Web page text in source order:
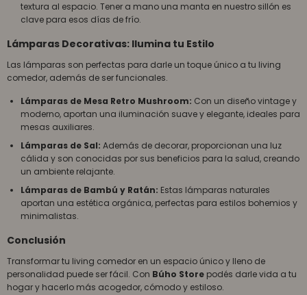
textura al espacio. Tener a mano una manta en nuestro sillón es
clave para esos días de frío.
Lámparas Decorativas: Ilumina tu Estilo
Las lámparas son perfectas para darle un toque único a tu living
comedor, además de ser funcionales.
Lámparas de Mesa Retro Mushroom: Con un diseño vintage y
moderno, aportan una iluminación suave y elegante, ideales para
mesas auxiliares.
Lámparas de Sal: Además de decorar, proporcionan una luz
cálida y son conocidas por sus beneficios para la salud, creando
un ambiente relajante.
Lámparas de Bambú y Ratán: Estas lámparas naturales
aportan una estética orgánica, perfectas para estilos bohemios y
minimalistas.
Conclusión
Transformar tu living comedor en un espacio único y lleno de
personalidad puede ser fácil. Con Búho Store podés darle vida a tu
hogar y hacerlo más acogedor, cómodo y estiloso.